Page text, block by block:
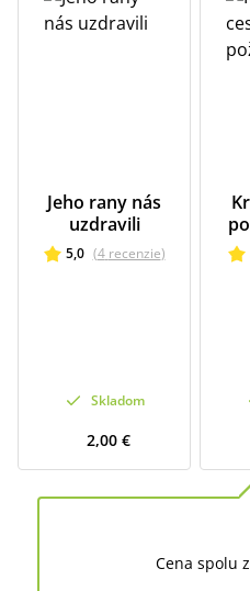
Jeho rany nás
uzdravili
5,0 (4 recenzie)
Skladom
2,00 €
Cena spolu